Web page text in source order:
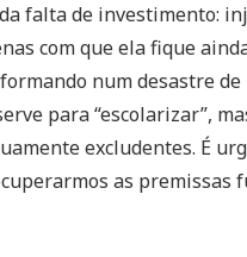
falta de investimento:
com que ela fique
num desastre
para “escolarizar”,
excludentes. É
as premissas